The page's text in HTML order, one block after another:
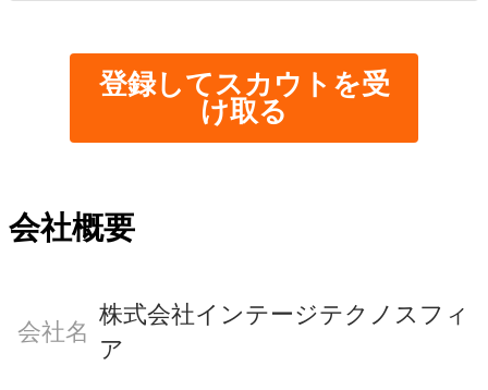
登録してスカウトを受
け取る
会社概要
会社名
株式会社インテージテクノスフィ
ア